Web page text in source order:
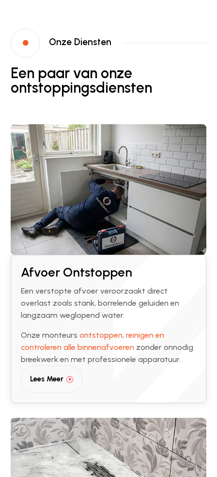
 Onze Diensten
Een paar van onze
ontstoppingsdiensten
Afvoer Ontstoppen
Een verstopte afvoer veroorzaakt direct
overlast zoals stank, borrelende geluiden en
langzaam weglopend water.
Onze monteurs ontstoppen, reinigen en
controleren alle binnenafvoeren zonder onnodig
breekwerk en met professionele apparatuur.
Lees Meer